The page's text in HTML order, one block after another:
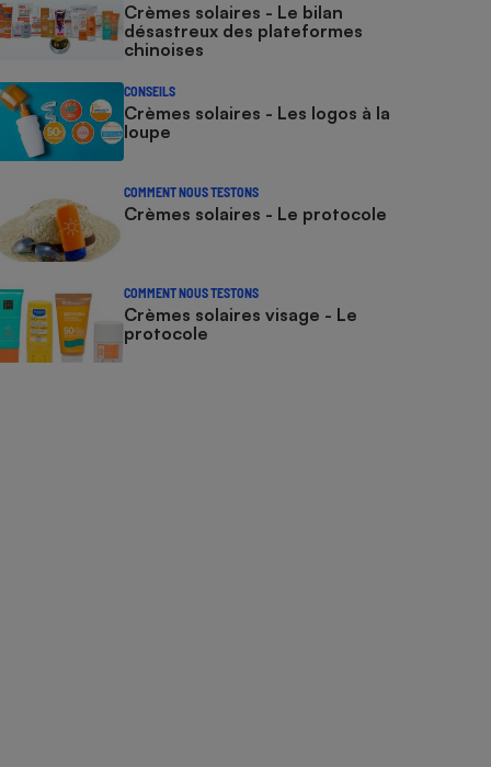
Crèmes solaires - Le bilan
désastreux des plateformes
chinoises
CONSEILS
Crèmes solaires - Les logos à la
loupe
COMMENT NOUS TESTONS
Crèmes solaires - Le protocole
COMMENT NOUS TESTONS
Crèmes solaires visage - Le
protocole